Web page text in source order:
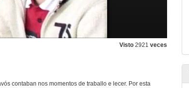
Visto 2921 veces
contaban nos momentos de traballo e lecer. Por esta